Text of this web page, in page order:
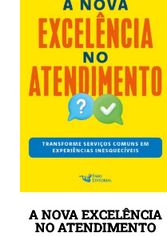
A NOVA EXCELÊNCIA
NO ATENDIMENTO